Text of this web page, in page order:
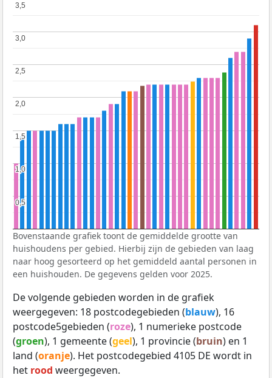
0,5
0,5
1,0
1,0
1,5
1,5
2,0
2,0
2,5
2,5
3,0
3,0
3,5
3,5
Bovenstaande grafiek toont de gemiddelde grootte van
huishoudens per gebied. Hierbij zijn de gebieden van laag
naar hoog gesorteerd op het gemiddeld aantal personen in
een huishouden. De gegevens gelden voor 2025.
De volgende gebieden worden in de grafiek
weergegeven: 18 postcodegebieden (blauw), 16
postcode5gebieden (roze), 1 numerieke postcode
(groen), 1 gemeente (geel), 1 provincie (bruin) en 1
land (oranje). Het postcodegebied 4105 DE wordt in
het rood weergegeven.